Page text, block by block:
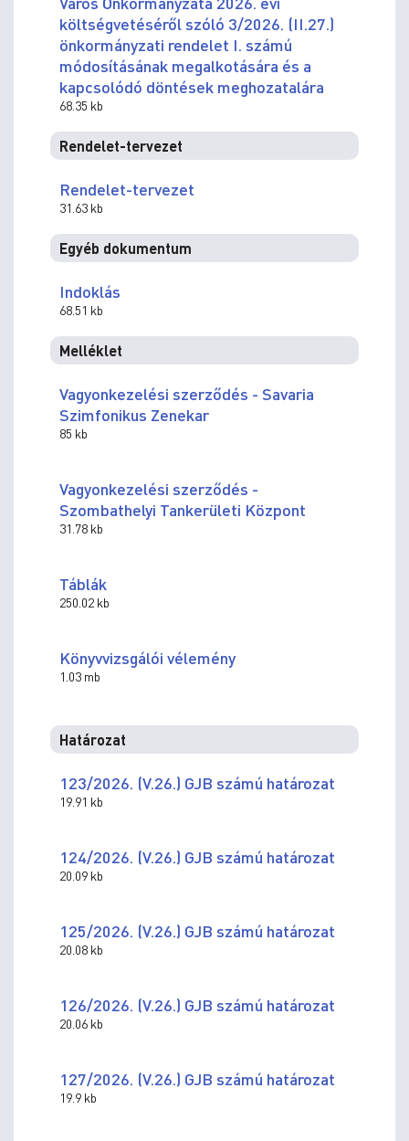
költségvetéséről szóló 3/2026. (II.27.)
önkormányzati rendelet I. számú
módosításának megalkotására és a
kapcsolódó döntések meghozatalára
68.35 kb
Rendelet-tervezet
Rendelet-tervezet
31.63 kb
Egyéb dokumentum
Indoklás
68.51 kb
Melléklet
Vagyonkezelési szerződés - Savaria
Szimfonikus Zenekar
85 kb
Vagyonkezelési szerződés -
Szombathelyi Tankerületi Központ
31.78 kb
Táblák
250.02 kb
Könyvvizsgálói vélemény
1.03 mb
Határozat
123/2026. (V.26.) GJB számú határozat
19.91 kb
124/2026. (V.26.) GJB számú határozat
20.09 kb
125/2026. (V.26.) GJB számú határozat
20.08 kb
126/2026. (V.26.) GJB számú határozat
20.06 kb
127/2026. (V.26.) GJB számú határozat
19.9 kb